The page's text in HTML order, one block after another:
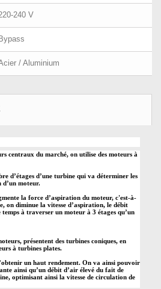
240 V
Bypass
/ Aluminium
centraux du marché, on utilise des moteurs à
d’étages d’une turbine qui va déterminer les
d’un moteur.
la force d’aspiration du moteur, c'est-à-
on diminue la vitesse d’aspiration, le débit
temps à traverser un moteur à 3 étages qu’un
présentent des turbines coniques, en
à turbines plates.
un haut rendement. On va ainsi pouvoir
ainsi qu’un débit d’air élevé du fait de
optimisant ainsi la vitesse de circulation de